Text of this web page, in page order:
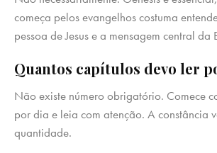
começa pelos evangelhos costuma
pessoa de Jesus e a mensagem central da
Quantos capítulos devo ler
Não existe número obrigatório. Comece
por dia e leia com atenção. A constância
quantidade.